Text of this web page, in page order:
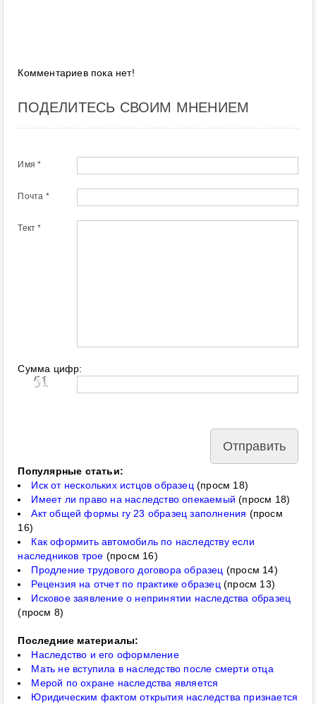
Комментариев пока нет!
ПОДЕЛИТЕСЬ СВОИМ МНЕНИЕМ
Имя *
Почта *
Тект *
Сумма цифр:
Популярные статьи:
Иск от нескольких истцов образец (просм 18)
Имеет ли право на наследство опекаемый (просм 18)
Акт общей формы гу 23 образец заполнения (просм
16)
Как оформить автомобиль по наследству если
наследников трое (просм 16)
Продление трудового договора образец (просм 14)
Рецензия на отчет по практике образец (просм 13)
Исковое заявление о непринятии наследства образец
(просм 8)
Последние материалы:
Наследство и его оформление
Мать не вступила в наследство после смерти отца
Мерой по охране наследства является
Юридическим фактом открытия наследства признается